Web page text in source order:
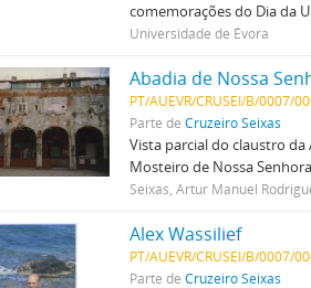
comemorações do Dia da
Universidade de Évora
Abadia de Nossa
PT/AUEVR/CRUSEI/B/0007/
Parte deCruzeiro Seixas
Vista parcial do claustro
Mosteiro de Nossa
Seixas, Artur Manuel
Alex Wassilief
PT/AUEVR/CRUSEI/B/0007/
Parte deCruzeiro Seixas